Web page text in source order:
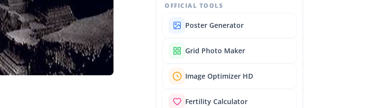
OFFICIAL TOOLS
Poster Generator
Grid Photo Maker
Image Optimizer HD
Fertility Calculator